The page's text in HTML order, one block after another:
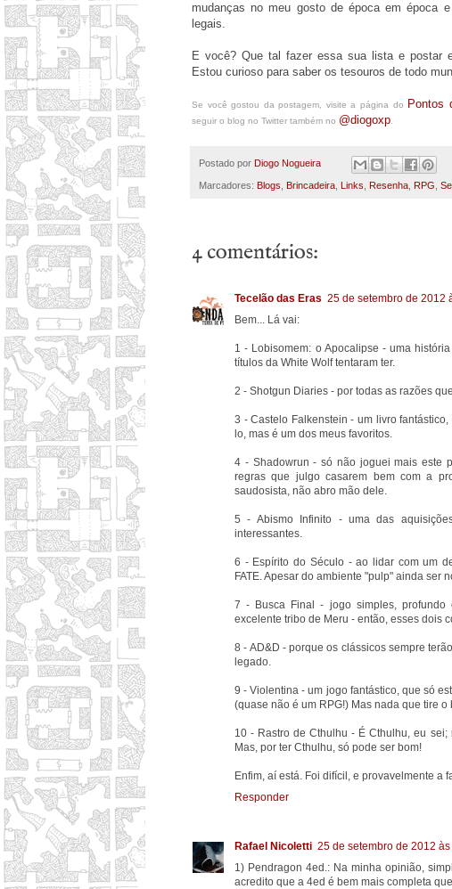
mudanças no meu gosto de época em época
legais.
E você? Que tal fazer essa sua lista e postar
Estou curioso para saber os tesouros de todo
Se você gostou da postagem, visite a página do Pontos
seguir o blog no Twitter também no @diogoxp.
Postado por Diogo Nogueira
Marcadores: Blogs Brincadeira Links Resenha RPG
4 comentários:
Tecelão das Eras 25 de setembro de 2012
Bem... Lá vai:
1 - Lobisomem: o Apocalipse - uma
títulos da White Wolf tentaram ter.
2 - Shotgun Diaries - por todas as razões
3 - Castelo Falkenstein - um livro
lo, mas é um dos meus favoritos.
4 - Shadowrun - só não joguei mais este
regras que julgo casarem bem com a
saudosista, não abro mão dele.
5 - Abismo Infinito - uma das
interessantes.
6 - Espírito do Século - ao lidar com um
FATE. Apesar do ambiente "pulp" ainda ser
7 - Busca Final - jogo simples,
excelente tribo de Meru - então, esses dois
8 - AD&D - porque os clássicos sempre
legado.
9 - Violentina - um jogo fantástico, que só
(quase não é um RPG!) Mas nada que tire o
10 - Rastro de Cthulhu - É Cthulhu, eu
Mas, por ter Cthulhu, só pode ser bom!
Enfim, aí está. Foi difícil, e provavelmente a
Responder
Rafael Nicoletti 25 de setembro de 2012 às
1) Pendragon 4ed.: Na minha opinião,
acredito que a 4ed é bem mais completa que